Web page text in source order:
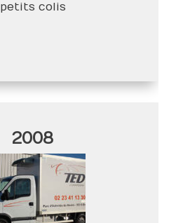
petits colis
2008